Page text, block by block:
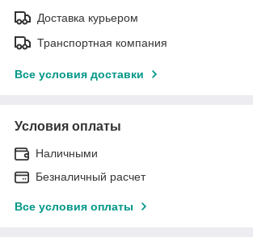
Доставка курьером
Транспортная компания
Все условия доставки
Условия оплаты
Наличными
Безналичный расчет
Все условия оплаты